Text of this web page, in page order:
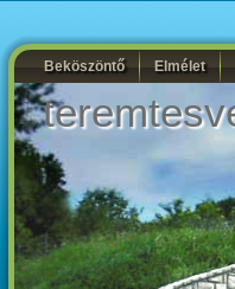
Beköszöntő Elmélet